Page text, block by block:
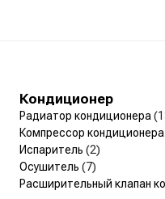
Кондиционер
Радиатор кондиционера
Компрессор кондиционера
Испаритель (2)
Осушитель (7)
Расширительный клапан